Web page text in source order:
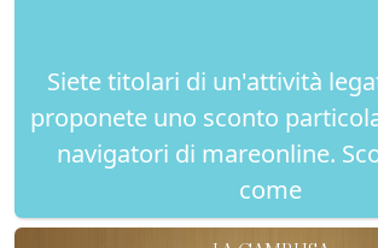
Siete titolari di un'attività
proponete uno sconto
navigatori di mareonline.
come